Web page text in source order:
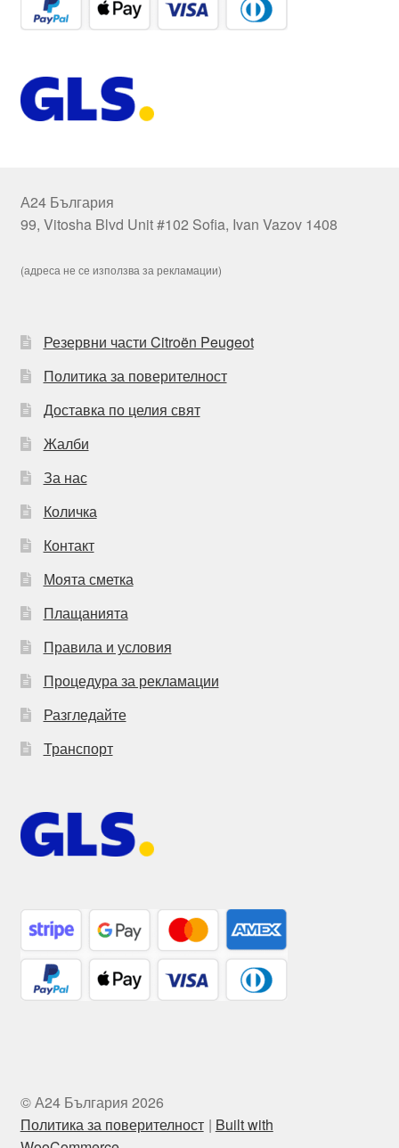
А24 България
99, Vitosha Blvd Unit #102 Sofia, Ivan Vazov 1408
(адреса не се използва за рекламации)
Резервни части Citroën Peugeot
Политика за поверителност
Доставка по целия свят
Жалби
За нас
Количка
Контакт
Моята сметка
Плащанията
Правила и условия
Процедура за рекламации
Разгледайте
Транспорт
© А24 България 2026
Политика за поверителност
Built with